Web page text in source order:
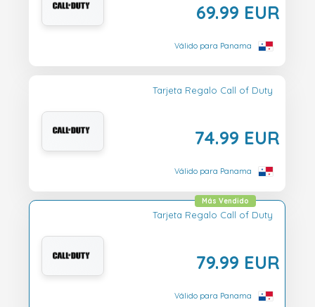
69.99 EUR
Válido para Panama
Tarjeta Regalo Call of Duty
74.99 EUR
Válido para Panama
Tarjeta Regalo Call of Duty
79.99 EUR
Más Vendido
Válido para Panama